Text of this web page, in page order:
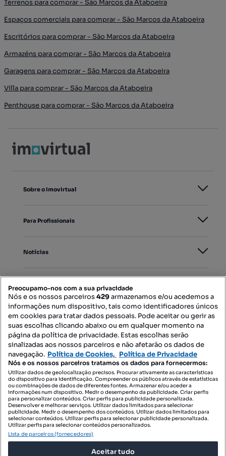
Terrenos para comprar - São Marcos da Ataboeira
Espaços comerciais para comprar - São Marcos da Ataboeira
Escritórios para comprar - São Marcos da Ataboeira
Armazéns para comprar - São Marcos da Ataboeira
Garagens para comprar - São Marcos da Ataboeira
Villa para comprar - São Marcos da Ataboeira
Penthouse para comprar - São Marcos da Ataboeira
Sobre o Imovirtual
Para Profissionais
Notícias
Mapa do Site
Contacte-nos
SIGA-NOS:
DESCARREGAR NA:
Preocupamo-nos com a sua privacidade
Nós e os nossos parceiros429armazenamos e/ou acedemos a
informações num dispositivo, tais como identificadores únicos
em cookies para tratar dados pessoais. Pode aceitar ou gerir as
suas escolhas clicando abaixo ou em qualquer momento na
página da política de privacidade. Estas escolhas serão
sinalizadas aos nossos parceiros e não afetarão os dados de
navegação. Política de Cookies, Política de Privacidade
Nós e os nossos parceiros tratamos os dados para fornecermos:
Utilizar dados de geolocalização precisos. Procurar ativamente as características
do dispositivo para identificação. Compreender os públicos através de estatísticas
ou combinações de dados de diferentes fontes. Armazenar e/ou aceder a
informações num dispositivo. Medir o desempenho da publicidade. Criar perfis
para personalizar conteúdos. Criar perfis para publicidade personalizada.
Desenvolver e melhorar serviços. Utilizar dados limitados para selecionar
publicidade. Medir o desempenho dos conteúdos. Utilizar dados limitados para
selecionar conteúdos. Utilizar perfis para selecionar publicidade personalizada.
Utilizar perfis para selecionar conteúdos personalizados.
Lista de parceiros (fornecedores)
Aceitar tudo